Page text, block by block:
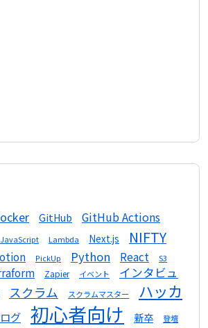
GitHub GitHub Actions
JavaScript Lambda Next.js
NIFTY
PickUp Python React S3
Zapier イベント
インタビュ
スクラム スクラムマスター
ハッカ
グ 初心者向け 新卒 登壇